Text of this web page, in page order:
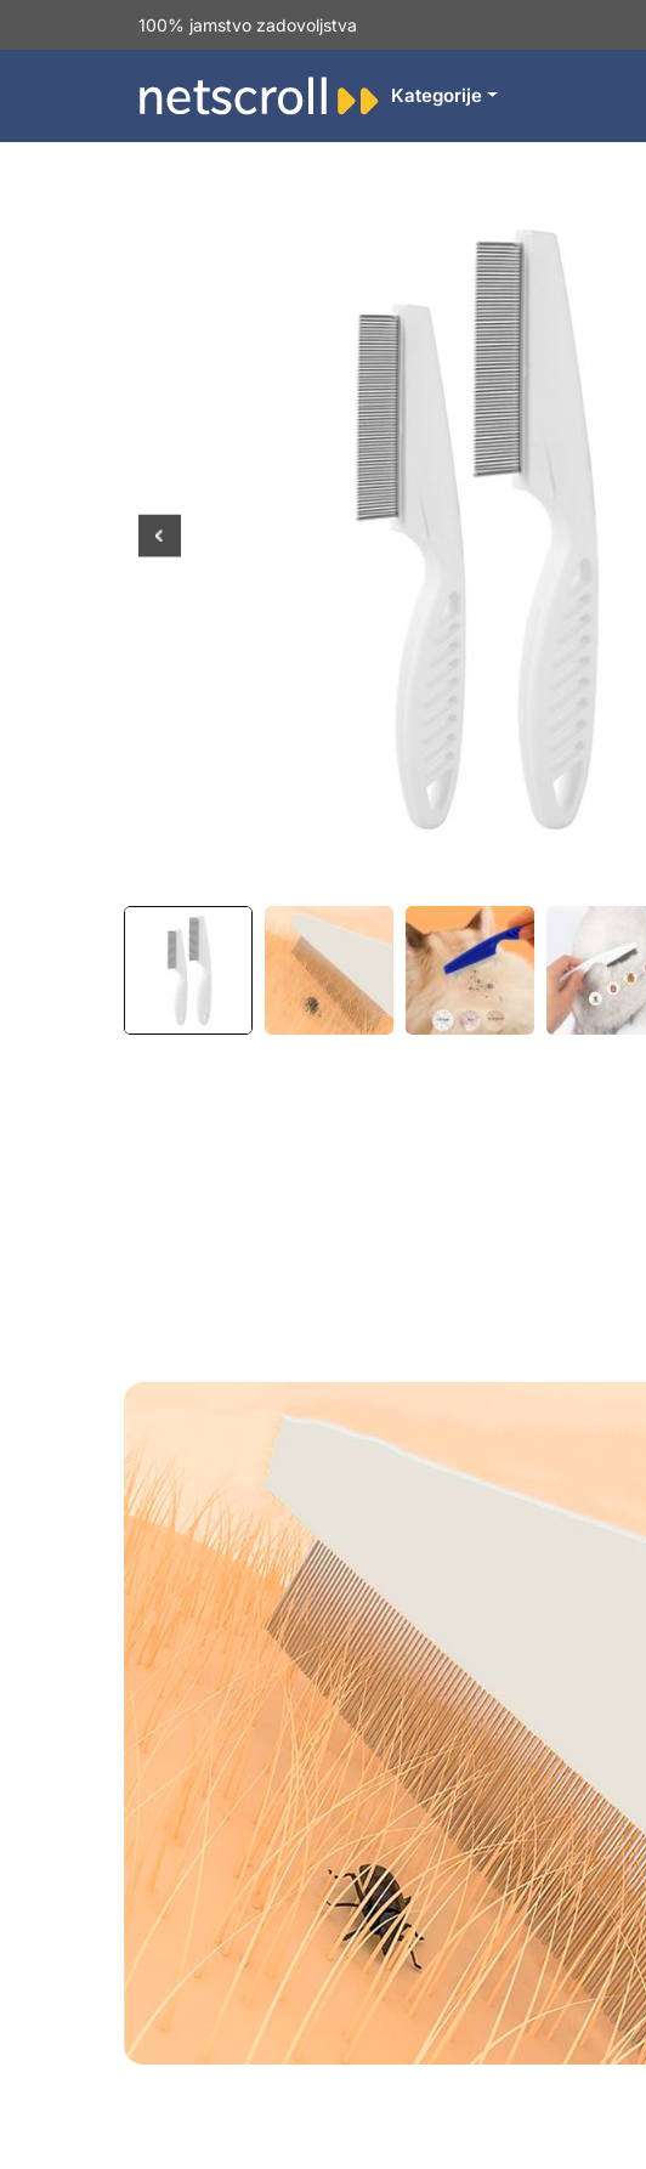
100% jamstvo zadovoljstva
Kategorije